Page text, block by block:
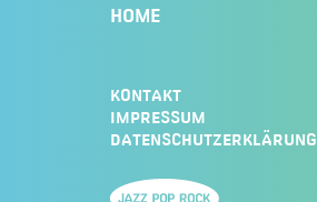
HOME
KONTAKT
IMPRESSUM
DATENSCHUTZERKLÄRUNG